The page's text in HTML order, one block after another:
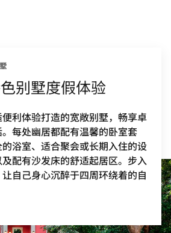
别墅度假体验
利体验打造的宽敞别墅，畅享卓
每处幽居都配有温馨的卧室套
浴室、适合聚会或长期入住的设
配有沙发床的舒适起居区。步入
自己身心沉醉于四周环绕着的自